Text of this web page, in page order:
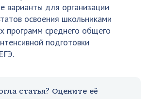
варианты для организации
освоения школьниками
программ среднего общего
подготовки
статья? Оцените её